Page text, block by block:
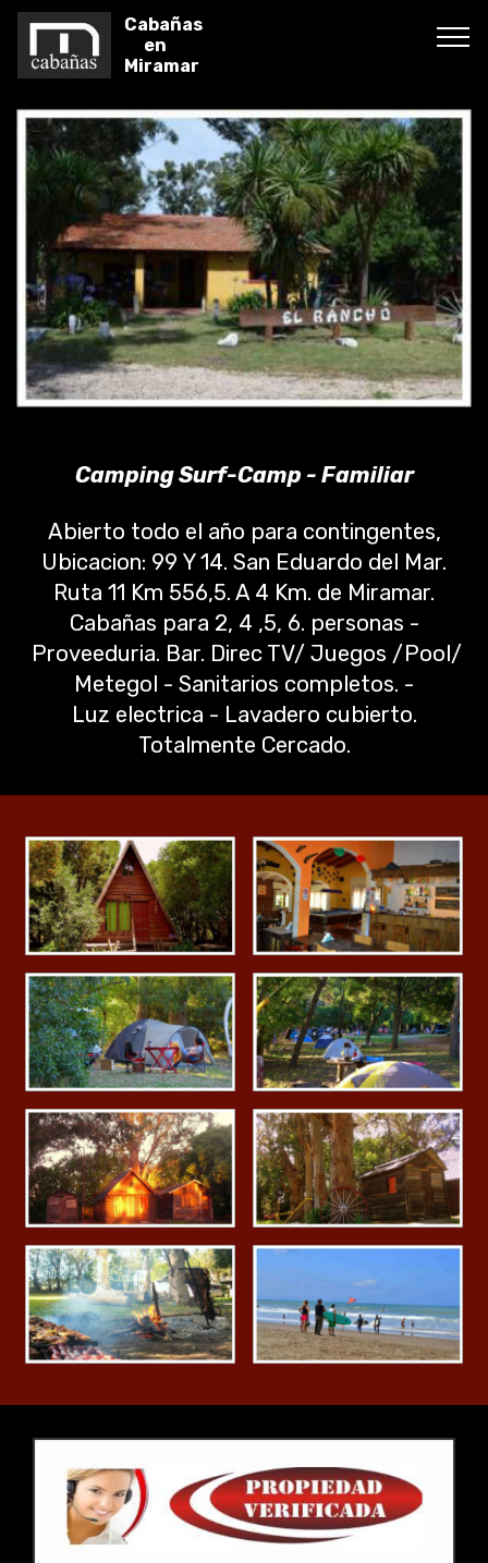
Cabañas
en
Miramar
Camping El Rancho
Camping Surf-Camp - Familiar
Abierto todo el año para contingentes,
Ubicacion: 99 Y 14. San Eduardo del Mar.
Ruta 11 Km 556,5. A 4 Km. de Miramar.
Cabañas para 2, 4 ,5, 6. personas -
Proveeduria. Bar. Direc TV/ Juegos /Pool/
Metegol - Sanitarios completos. -
Luz electrica - Lavadero cubierto.
Totalmente Cercado.